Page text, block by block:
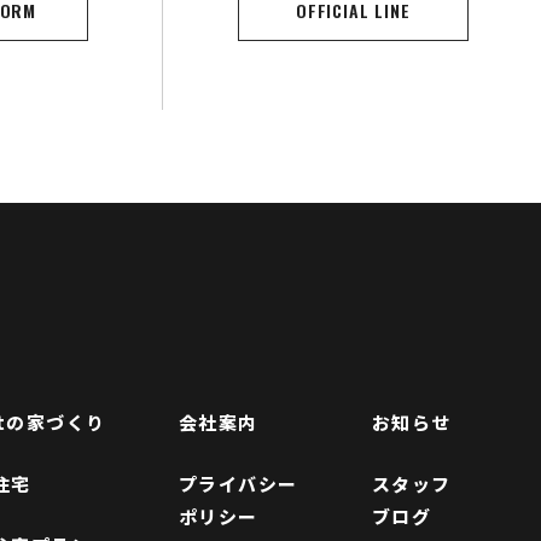
OFFICIAL LINE
家づくり
宅
会社案内
プライバシー
ポリシー
お知らせ
スタッフ
ブログ